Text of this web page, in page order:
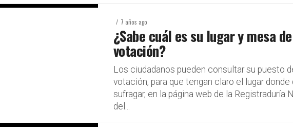
7 años ago
¿Sabe cuál es su lugar y mesa de
votación?
Los ciudadanos pueden consultar su puesto
votación, para que tengan claro el lugar donde
sufragar, en la página web de la Registraduría
del...